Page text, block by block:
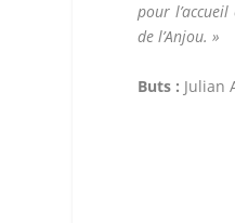
pour
de l’Anjou. »
Buts : Julian